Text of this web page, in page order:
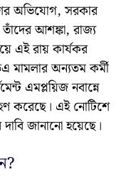
অভিযোগ, সরকার
আশঙ্কা, রাজ্য
এই রায় কার্যকর
মামলার অন্যতম কর্মী
এমপ্লয়িজ নবান্নে
করেছে। এই নোটিশে
জানানো হয়েছে।